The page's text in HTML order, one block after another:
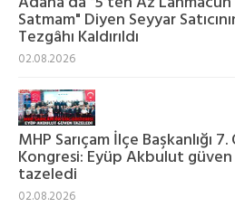
Satmam" Diyen Seyyar
Tezgâhı Kaldırıldı
02.08.2026
MHP Sarıçam İlçe Başkanlığı
Kongresi: Eyüp Akbulut güven
tazeledi
02.08.2026